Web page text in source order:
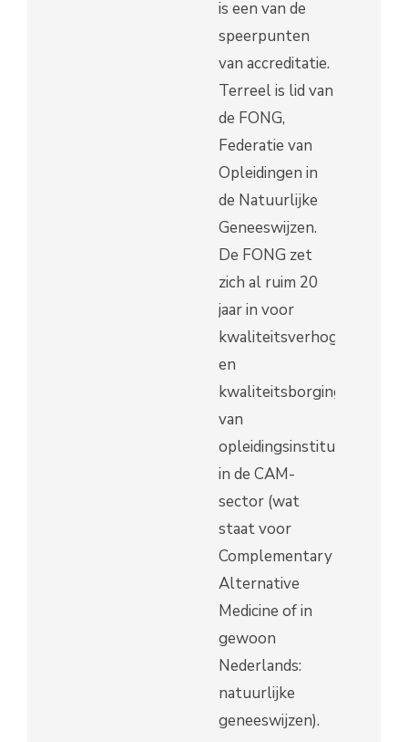
is een van de
speerpunten
van accreditatie.
Terreel is lid van
de FONG,
Federatie van
Opleidingen in
de Natuurlijke
Geneeswijzen.
De FONG zet
zich al ruim 20
jaar in voor
kwaliteitsverhoging
en
kwaliteitsborging
van
opleidingsinstituten
in de CAM-
sector (wat
staat voor
Complementary
Alternative
Medicine of in
gewoon
Nederlands:
natuurlijke
geneeswijzen).